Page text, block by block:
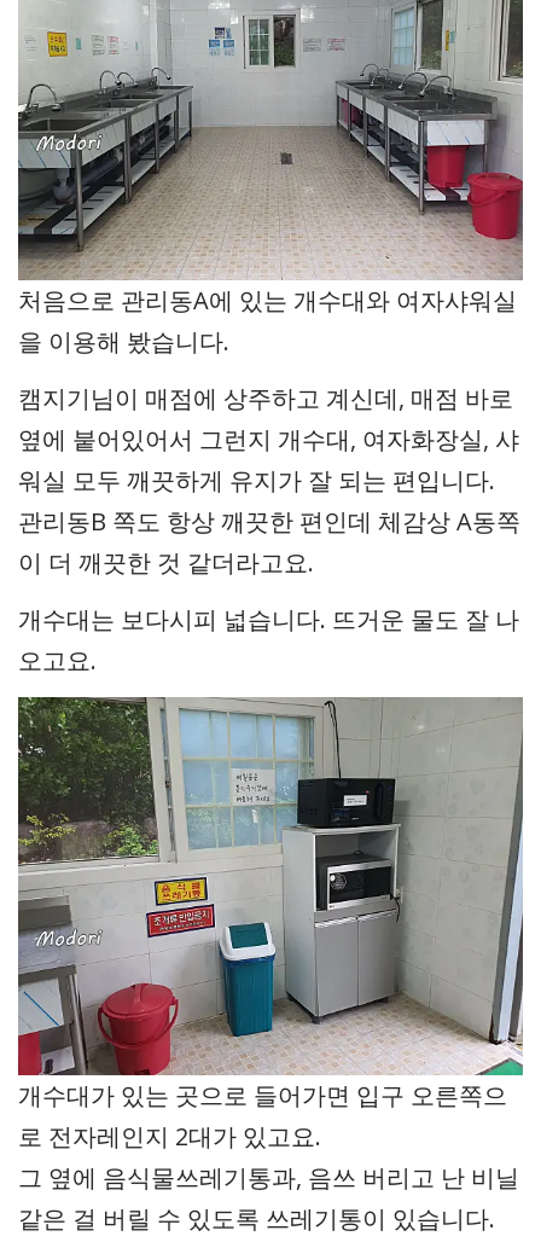
처음으로 관리동A에 있는 개수대와 여자샤워실
을 이용해 봤습니다.
캠지기님이 매점에 상주하고 계신데, 매점 바로
옆에 붙어있어서 그런지 개수대, 여자화장실, 샤
워실 모두 깨끗하게 유지가 잘 되는 편입니다.
관리동B 쪽도 항상 깨끗한 편인데 체감상 A동쪽
이 더 깨끗한 것 같더라고요.
개수대는 보다시피 넓습니다. 뜨거운 물도 잘 나
오고요.
개수대가 있는 곳으로 들어가면 입구 오른쪽으
로 전자레인지 2대가 있고요.
그 옆에 음식물쓰레기통과, 음쓰 버리고 난 비닐
같은 걸 버릴 수 있도록 쓰레기통이 있습니다.